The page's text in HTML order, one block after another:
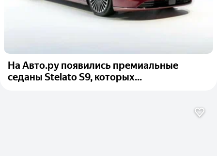
На Авто.ру появились премиальные
седаны Stelato S9, которых...